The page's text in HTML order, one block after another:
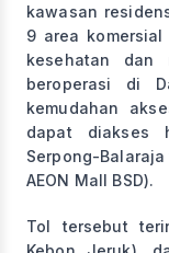
kawasan
9 area
kesehatan dan
beroperasi di
kemudahan
dapat diakses
Serpong-
AEON Mall BSD).
Tol tersebut